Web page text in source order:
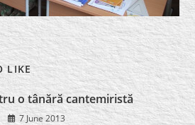
LIKE
o tânără cantemiristă
7 June 2013